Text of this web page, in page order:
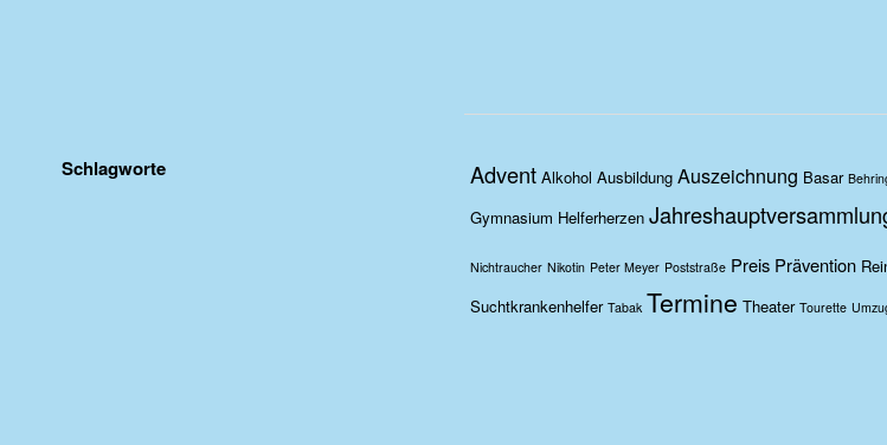
Schlagworte Advent Alkohol Ausbildung Auszeichnung Basar
Gymnasium Helferherzen
Nichtraucher Nikotin Peter Meyer Poststraße Preis Prävention
Suchtkrankenhelfer Tabak Termine Theater Tourette